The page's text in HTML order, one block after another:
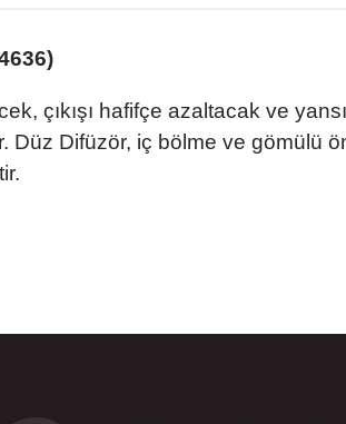
çıkışı hafifçe azaltacak ve
Düz Difüzör, iç bölme ve gömülü